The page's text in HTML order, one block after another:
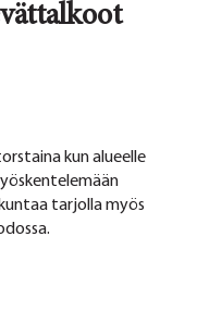
kun alueelle
tarjolla myös